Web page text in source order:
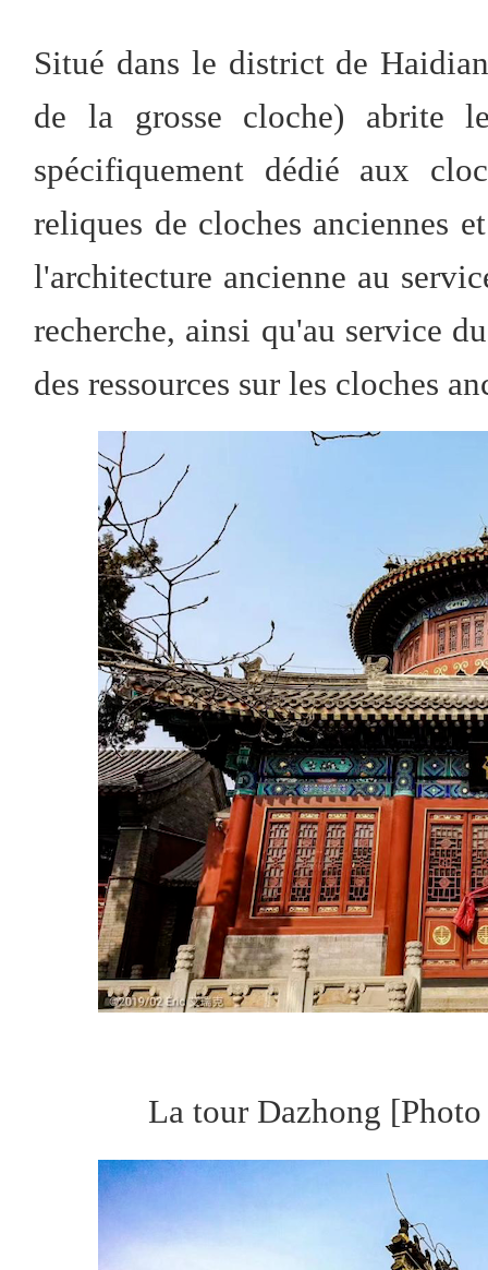
Situé dans le district de
de la grosse cloche) abrite
spécifiquement dédié aux
reliques de cloches anciennes
l'architecture ancienne au
recherche, ainsi qu'au service
des ressources sur les cloches
La tour Dazhong